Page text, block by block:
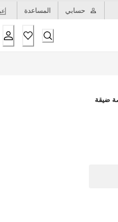
حسابي المساعدة
ضيقة